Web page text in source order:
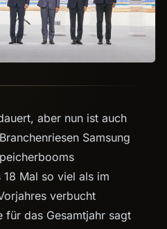
aber nun ist auch
Samsung
Mal so viel als im
verbucht
für das Gesamtjahr sagt